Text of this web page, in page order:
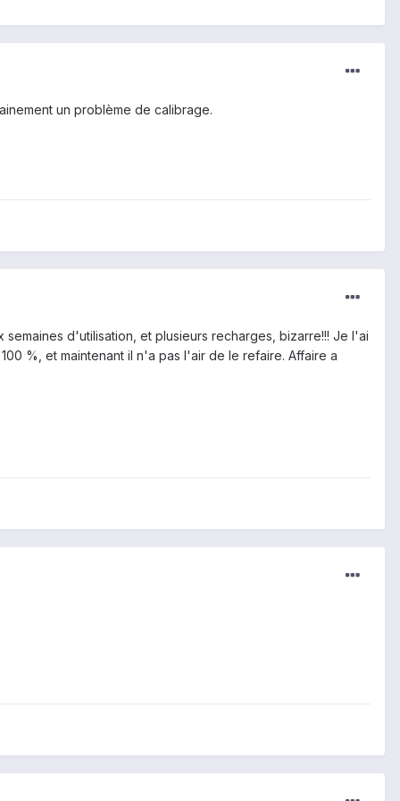
un problème de calibrage.
d'utilisation, et plusieurs recharges, bizarre!!! Je l'ai
%, et maintenant il n'a pas l'air de le refaire. Affaire a